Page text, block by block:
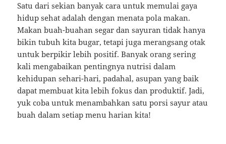
Satu dari sekian banyak cara untuk memulai gaya
hidup sehat adalah dengan menata pola makan.
Makan buah-buahan segar dan sayuran tidak hanya
bikin tubuh kita bugar, tetapi juga merangsang otak
untuk berpikir lebih positif. Banyak orang sering
kali mengabaikan pentingnya nutrisi dalam
kehidupan sehari-hari, padahal, asupan yang baik
dapat membuat kita lebih fokus dan produktif. Jadi,
yuk coba untuk menambahkan satu porsi sayur atau
buah dalam setiap menu harian kita!